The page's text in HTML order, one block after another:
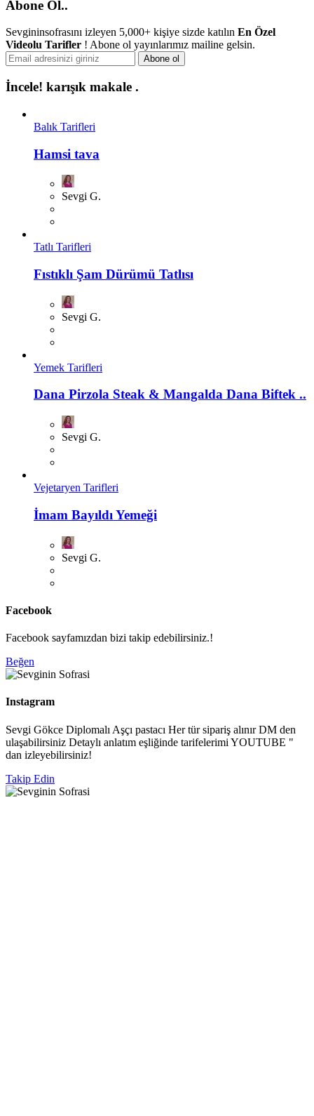
Abone Ol..
Sevgininsofrasını izleyen 5,000+ kişiye sizde katılın En Özel
Videolu Tarifler ! Abone ol yayınlarımız mailine gelsin.
İncele! karışık makale .
Balık Tarifleri
Hamsi tava
Sevgi G.
Tatlı Tarifleri
Fıstıklı Şam Dürümü Tatlısı
Sevgi G.
Yemek Tarifleri
Dana Pirzola Steak & Mangalda Dana Biftek ..
Sevgi G.
Vejetaryen Tarifleri
İmam Bayıldı Yemeği
Sevgi G.
Facebook
Facebook sayfamızdan bizi takip edebilirsiniz.!
Beğen
Instagram
Sevgi Gökce Diplomalı Aşçı pastacı Her tür sipariş alınır DM den
ulaşabilirsiniz Detaylı anlatım eşliğinde tarifelerimi YOUTUBE "
dan izleyebilirsiniz!
Takip Edin